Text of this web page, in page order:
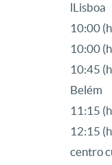
lLisboa
10:00
10:00
10:45
Belém
11:15
12:15
centro